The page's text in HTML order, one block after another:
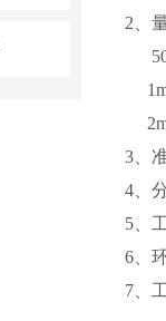
2、
3、
4、
5、
6、
7、